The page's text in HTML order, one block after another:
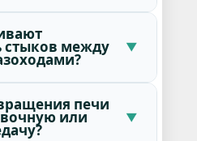
стыков между
печи
или